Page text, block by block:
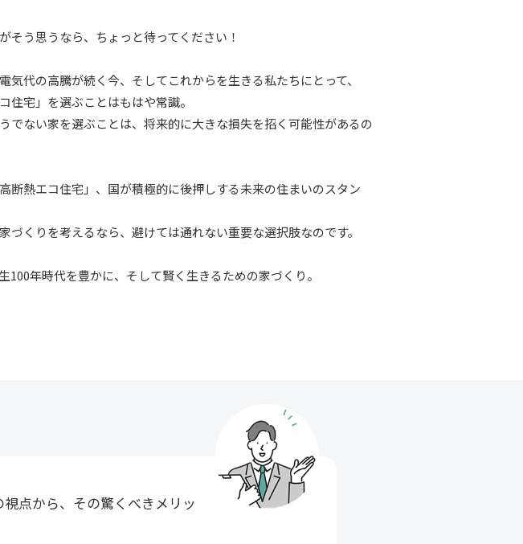
そう思うなら、ちょっと待ってください！
気代の高騰が続く今、そしてこれからを生きる私たちにとって、
住宅」を選ぶことはもはや常識。
でない家を選ぶことは、将来的に大きな損失を招く可能性があるの
断熱エコ住宅」、国が積極的に後押しする未来の住まいのスタン
づくりを考えるなら、避けては通れない重要な選択肢なのです。
100年時代を豊かに、そして賢く生きるための家づくり。
点から、その驚くべきメリッ